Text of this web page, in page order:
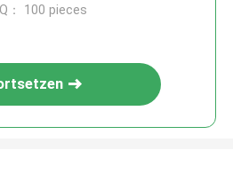
： 100 pieces